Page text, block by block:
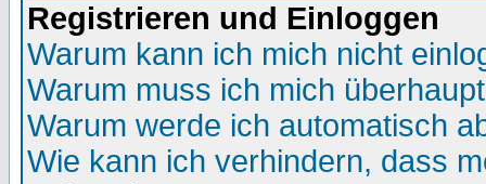
Registrieren und Einloggen
Warum kann ich mich nicht
Warum muss ich mich
Warum werde ich automatisch
Wie kann ich verhindern, dass